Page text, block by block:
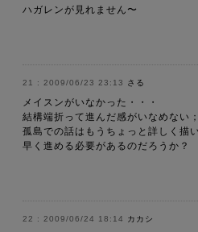
ハガレンが見れません〜
2009/06/23 23:13 さる
メイスンがいなかった・・・
結構端折って進んだ感がいなめない；
孤島での話はもうちょっと詳しく描
早く進める必要があるのだろうか？
2009/06/24 18:14 カカシ